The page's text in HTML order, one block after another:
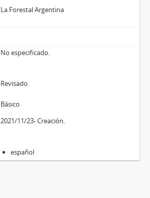
La Forestal Argentina
No especificado.
Revisado
Básico
2021/11/23- Creación.
español